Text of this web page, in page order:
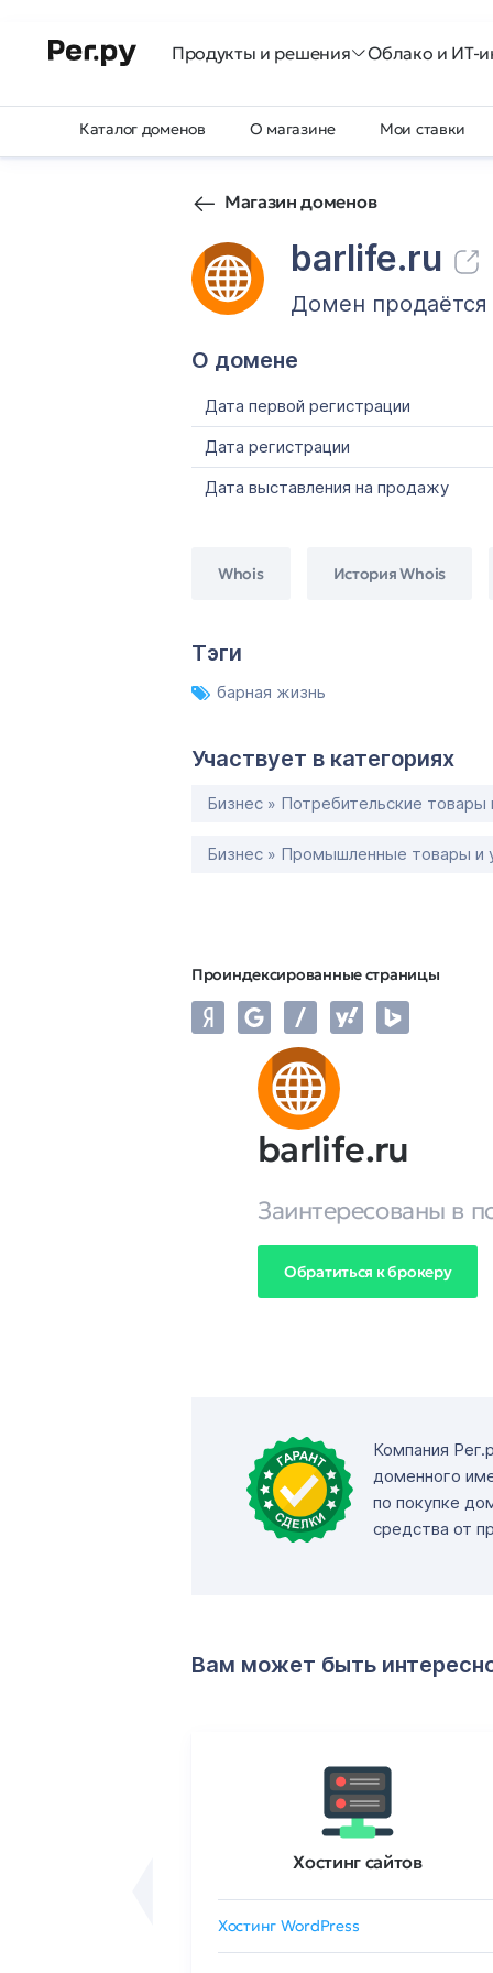
Продукты и решения Облако и ИТ-
Каталог доменов О магазине Мои ставки
Магазин доменов
barlife.ru
Домен продаётся
О домене
Дата первой регистрации
Дата регистрации
Дата выставления на продажу
Whois История Whois
Тэги
барная жизнь
Участвует в категориях
Бизнес » Потребительские товары
Бизнес » Промышленные товары и
Проиндексированные страницы
barlife.ru
Заинтересованы в
Обратиться к брокеру
Компания
доменного
по покупке
средства от
Вам может быть
Хостинг сайтов
Хостинг WordPress